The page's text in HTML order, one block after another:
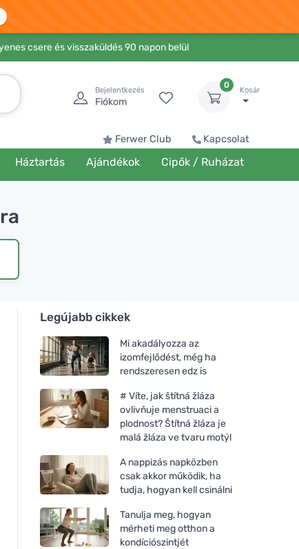
csere és visszaküldés 90 napon belül
Bejelentkezés
Fiókom
0
Kosár
Ferwer Club Kapcsolat
Háztartás Ajándékok Cipők / Ruházat
Legújabb cikkek
Mi akadályozza az
izomfejlődést, még ha
rendszeresen edz is
# Víte, jak štítná žláza
ovlivňuje menstruaci a
plodnost? Štítná žláza je
malá žláza ve tvaru motýl
A nappizás napközben
csak akkor működik, ha
tudja, hogyan kell csinálni
Tanulja meg, hogyan
mérheti meg otthon a
kondíciószintjét